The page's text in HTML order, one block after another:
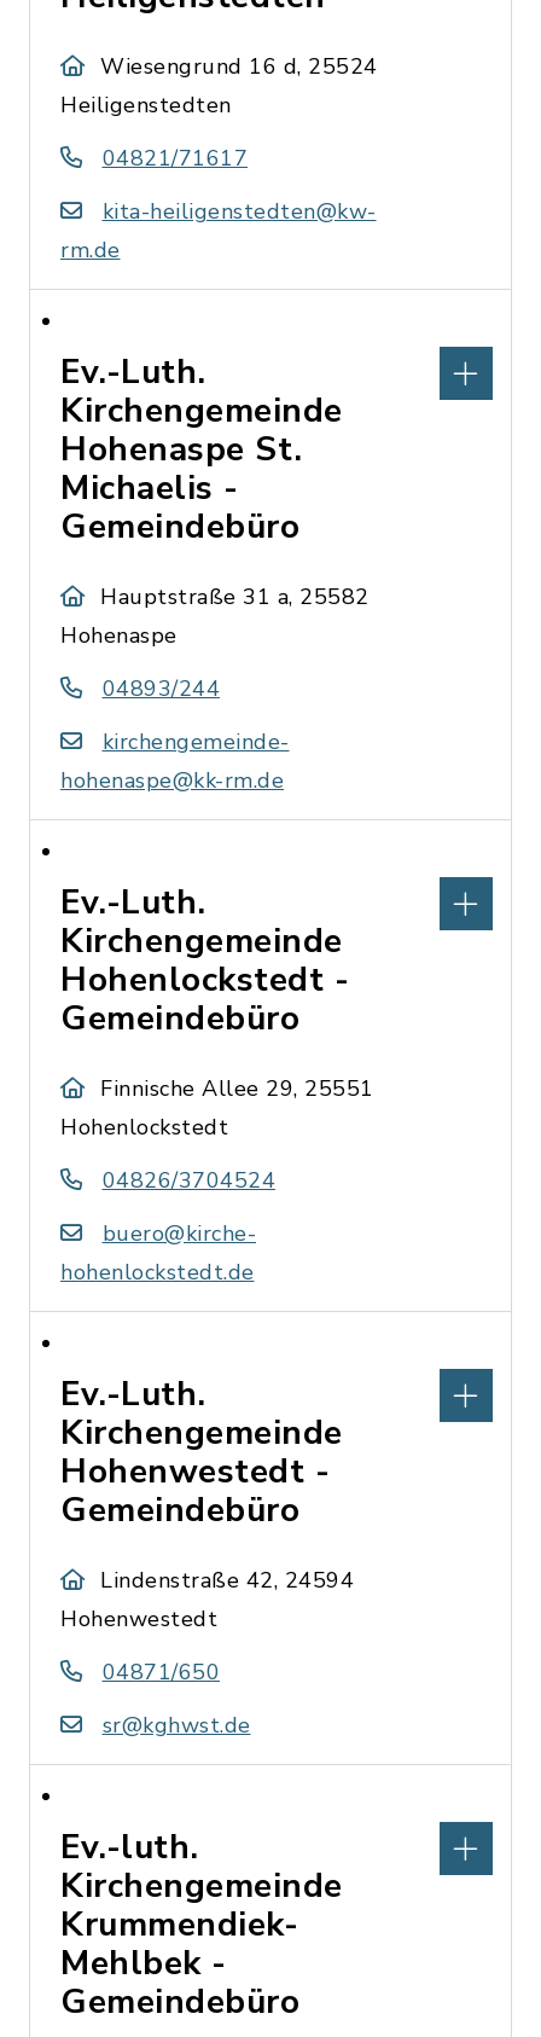
Wiesengrund 16 d, 25524
Heiligenstedten
04821/71617
kita-heiligenstedten@kw-
rm.de
Ev.-Luth.
Kirchengemeinde
Hohenaspe St.
Michaelis -
Gemeindebüro
Hauptstraße 31 a, 25582
Hohenaspe
04893/244
kirchengemeinde-
hohenaspe@kk-rm.de
Ev.-Luth.
Kirchengemeinde
Hohenlockstedt -
Gemeindebüro
Finnische Allee 29, 25551
Hohenlockstedt
04826/3704524
buero@kirche-
hohenlockstedt.de
Ev.-Luth.
Kirchengemeinde
Hohenwestedt -
Gemeindebüro
Lindenstraße 42, 24594
Hohenwestedt
04871/650
sr@kghwst.de
Ev.-luth.
Kirchengemeinde
Krummendiek-
Mehlbek -
Gemeindebüro